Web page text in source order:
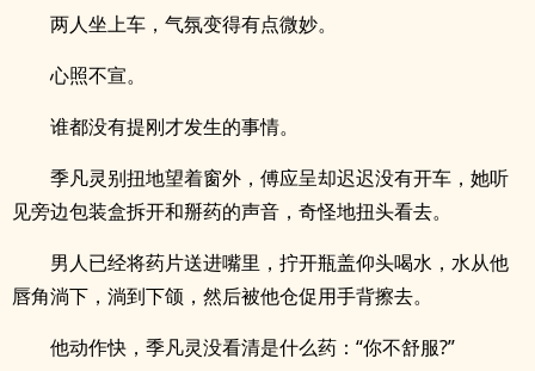
两人坐上车，气氛变得有点微妙。
心照不宣。
谁都没有提刚才发生的事情。
季凡灵别扭地望着窗外，傅应呈却迟迟没有开车，她听
见旁边包装盒拆开和掰药的声音，奇怪地扭头看去。
男人已经将药片送进嘴里，拧开瓶盖仰头喝水，水从他
唇角淌下，淌到下颌，然后被他仓促用手背擦去。
他动作快，季凡灵没看清是什么药：“你不舒服?”